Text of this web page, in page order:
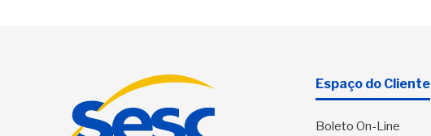
Espaço do Cliente
Boleto On-Line